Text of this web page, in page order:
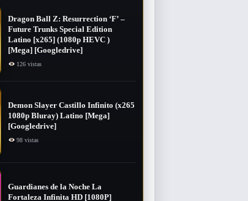
Dragon Ball Z: Resurrection ‘F’ –
Future Trunks Special Edition
Latino [x265] (1080p HEVC )
[Mega] [Googledrive]
126 vistas
Demon Slayer Castillo Infinito (x265
1080p Bluray) Latino [Mega]
[Googledrive]
98 vistas
Guardianes de la Noche La
Fortaleza Infinita HD [1080P]